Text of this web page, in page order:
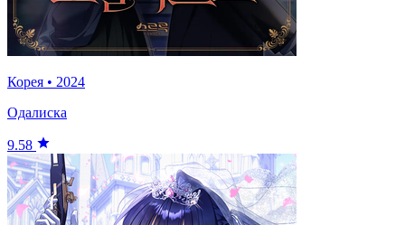
Корея • 2024
Одалиска
9.58